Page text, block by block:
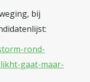
bij
rond-
gaat-maar-